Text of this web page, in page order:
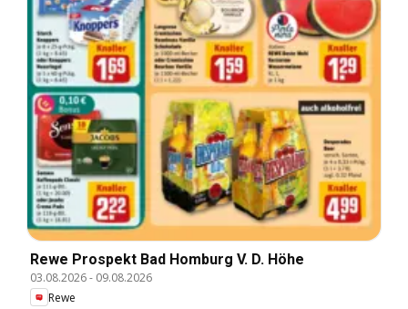
Rewe Prospekt Bad Homburg V. D. Höhe
03.08.2026- 09.08.2026
Rewe